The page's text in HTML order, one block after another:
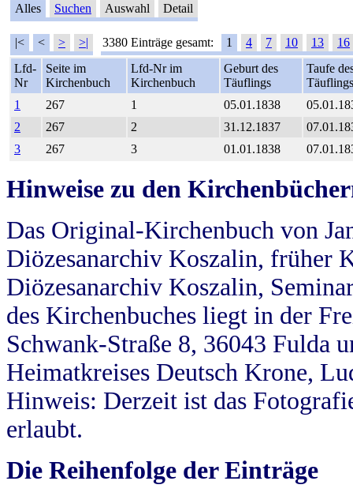
Alles Suchen Auswahl Detail
|< < > >| 3380 Einträge gesamt: 1 4 7 10 13
16
Lfd-
Nr
Seite im
Kirchenbuch
Lfd-Nr im
Kirchenbuch
Geburt des
Täuflings
Taufe
Täuflings
1
267 1 05.01.1838
2
267 2 31.12.1837
3
267 3 01.01.1838
Hinweise zu den
Das Original-Kirchenbuch von
Diözesanarchiv Koszalin, früher
Diözesanarchiv Koszalin,
des Kirchenbuches liegt in der
Schwank-Straße 8, 36043 Fulda
Heimatkreises Deutsch Krone,
Hinweis: Derzeit ist das
erlaubt.
Die Reihenfolge der Einträge